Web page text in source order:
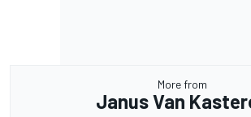
More from
Janus Van